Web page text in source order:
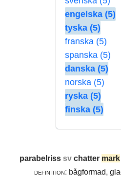
engelska (5)
tyska (5)
franska (5)
spanska (5)
danska (5)
norska (5)
ryska (5)
finska (5)
parabelrisssvchatter mark
definition: bågformad,